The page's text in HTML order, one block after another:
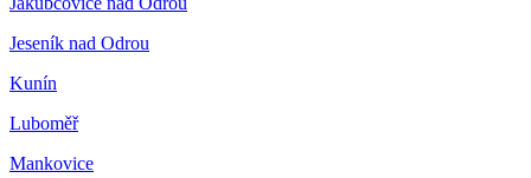
Jeseník nad Odrou
Kunín
Luboměř
Mankovice